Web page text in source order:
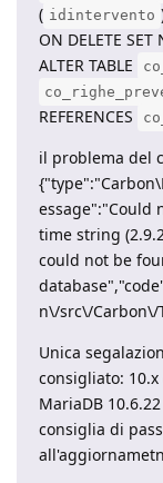
( idintervento
ON DELETE SET
ALTER TABLE
REFERENCES
il problema del
essage":"Could
time string
could not be
n\/src\/Carbon\/
Unica
consigliato:
MariaDB
consiglia di